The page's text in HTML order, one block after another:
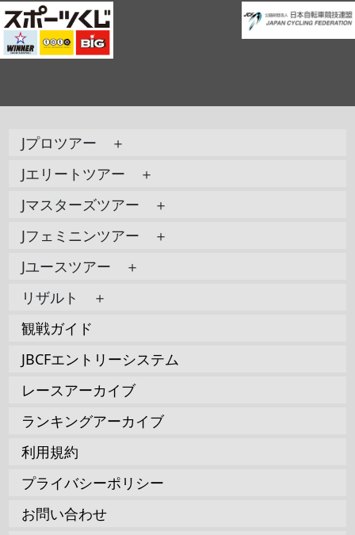
Jプロツアー ＋
Jエリートツアー ＋
Jマスターズツアー ＋
Jフェミニンツアー ＋
Jユースツアー ＋
リザルト ＋
観戦ガイド
JBCFエントリーシステム
レースアーカイブ
ランキングアーカイブ
利用規約
プライバシーポリシー
お問い合わせ